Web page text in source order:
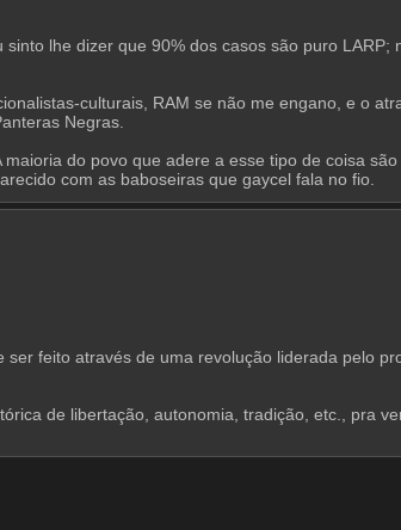
lhe dizer que 90% dos casos são puro LARP;
culturais, RAM se não me engano, e o
Negras.
do povo que adere a esse tipo de coisa
com as baboseiras que gaycel fala no fio.
feito através de uma revolução liderada pelo
de libertação, autonomia, tradição, etc., pra